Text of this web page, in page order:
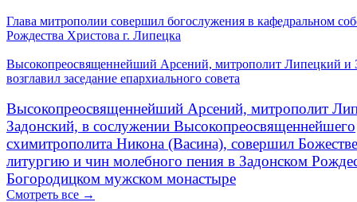
Глава митрополии совершил богослужения в кафедральном
Рождества Христова г. Липецка
Высокопреосвященнейший Арсений, митрополит Липецкий и
возглавил заседание епархиального совета
Высокопреосвященнейший Арсений, митрополит
Задонский, в сослужении Высокопреосвященнейшего
схимитрополита Никона (Васина), совершил
литургию и чин молебного пения в Задонском
Богородицком мужском монастыре
Смотреть все →